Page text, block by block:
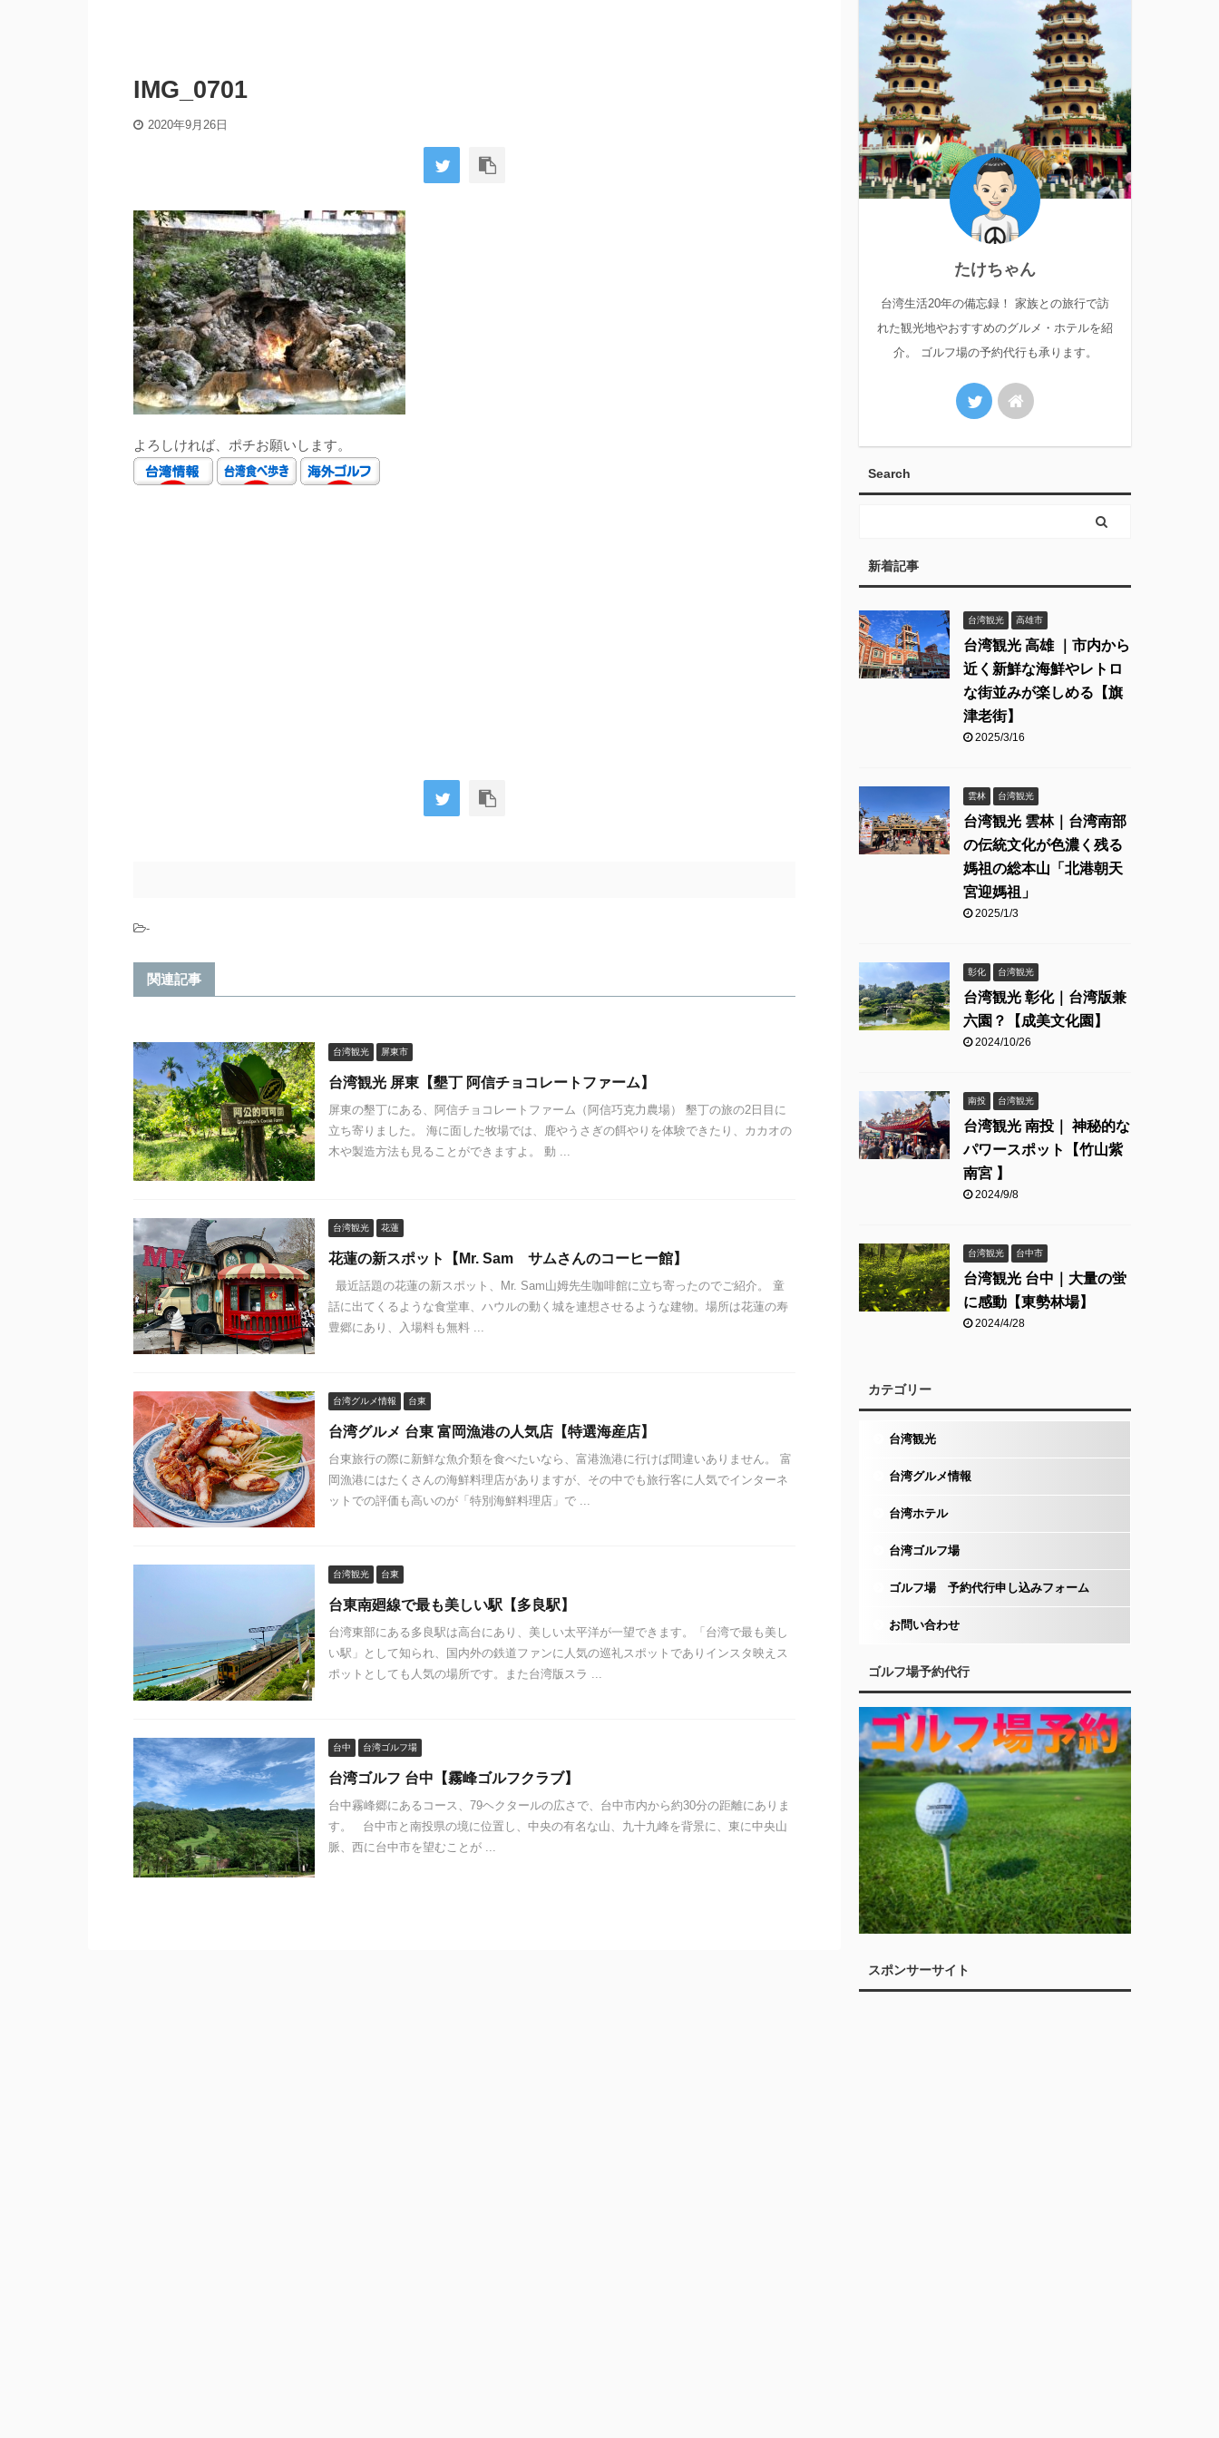
IMG_0701
2020年9月26日
よろしければ、ポチお願いします。
-
関連記事
台湾観光 屏東市
台湾観光 屏東【墾丁 阿信チョコレートファーム】
屏東の墾丁にある、阿信チョコレートファーム（阿信巧克力農場） 墾丁の旅の2日目に
立ち寄りました。 海に面した牧場では、鹿やうさぎの餌やりを体験できたり、カカオの
木や製造方法も見ることができますよ。 動 ...
台湾観光 花蓮
花蓮の新スポット【Mr. Sam サムさんのコーヒー館】
最近話題の花蓮の新スポット、Mr. Sam山姆先生咖啡館に立ち寄ったのでご紹介。 童
話に出てくるような食堂車、ハウルの動く城を連想させるような建物。場所は花蓮の寿
豊郷にあり、入場料も無料 ...
台湾グルメ情報 台東
台湾グルメ 台東 富岡漁港の人気店【特選海産店】
台東旅行の際に新鮮な魚介類を食べたいなら、富港漁港に行けば間違いありません。 富
岡漁港にはたくさんの海鮮料理店がありますが、その中でも旅行客に人気でインターネ
ットでの評価も高いのが「特別海鮮料理店」で ...
台湾観光 台東
台東南廻線で最も美しい駅【多良駅】
台湾東部にある多良駅は高台にあり、美しい太平洋が一望できます。「台湾で最も美し
い駅」として知られ、国内外の鉄道ファンに人気の巡礼スポットでありインスタ映えス
ポットとしても人気の場所です。また台湾版スラ ...
台中 台湾ゴルフ場
台湾ゴルフ 台中【霧峰ゴルフクラブ】
台中霧峰郷にあるコース、79ヘクタールの広さで、台中市内から約30分の距離にありま
す。 台中市と南投県の境に位置し、中央の有名な山、九十九峰を背景に、東に中央山
脈、西に台中市を望むことが ...
たけちゃん
台湾生活20年の備忘録！ 家族との旅行で訪
れた観光地やおすすめのグルメ・ホテルを紹
介。 ゴルフ場の予約代行も承ります。
Search
新着記事
台湾観光 高雄市
台湾観光 高雄 ｜市内から
近く新鮮な海鮮やレトロ
な街並みが楽しめる【旗
津老街】
2025/3/16
雲林 台湾観光
台湾観光 雲林｜台湾南部
の伝統文化が色濃く残る
媽祖の総本山「北港朝天
宮迎媽祖」
2025/1/3
彰化 台湾観光
台湾観光 彰化｜台湾版兼
六園？【成美文化園】
2024/10/26
南投 台湾観光
台湾観光 南投｜ 神秘的な
パワースポット【竹山紫
南宮 】
2024/9/8
台湾観光 台中市
台湾観光 台中｜大量の蛍
に感動【東勢林場】
2024/4/28
カテゴリー
台湾観光
台湾グルメ情報
台湾ホテル
台湾ゴルフ場
ゴルフ場 予約代行申し込みフォーム
お問い合わせ
ゴルフ場予約代行
スポンサーサイト